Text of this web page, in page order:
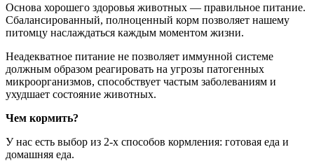
Основа хорошего здоровья животных — правильное питание.
Сбалансированный, полноценный корм позволяет нашему
питомцу наслаждаться каждым моментом жизни.
Неадекватное питание не позволяет иммунной системе
должным образом реагировать на угрозы патогенных
микроорганизмов, способствует частым заболеваниям и
ухудшает состояние животных.
Чем кормить?
У нас есть выбор из 2-х способов кормления: готовая еда и
домашняя еда.